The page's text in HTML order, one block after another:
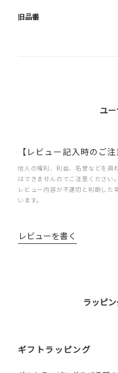
旧品番
ユ
【レビュー記入時のご注
他人の権利、利益、名誉などを損
はできませんのでご注意ください。
レビュー内容が不適切と判断した
います。
レビューを書く
ラッピ
ギフトラッピング